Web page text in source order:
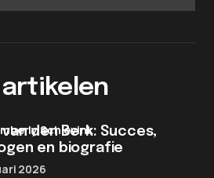
den Berk: Succes,
en biografie
Schievink
2026